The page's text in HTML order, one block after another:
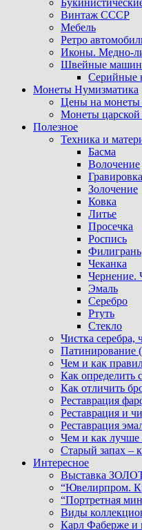
Винтаж СССР
Мебель
Ретро
Иконы. Медно-
Швейные
Серийные
Монеты Нумизматика
Цены на монеты
Монеты царской
Полезное
Техника и
Басма
Волочение
Гравировка
Золочение
Ковка
Литье
Просечка
Роспись
Филигрань
Чеканка
Чернение.
Эмаль
Серебро
Ртуть
Стекло
Чистка серебра,
Патинирование
Чем и как
Как определить
Как отличить
Реставрация
Реставрация и
Реставрация
Чем и как лучше
Старый запах –
Интересное
Выставка
“Ювелирпром.
“Портретная
Виды
Карл Фаберже и